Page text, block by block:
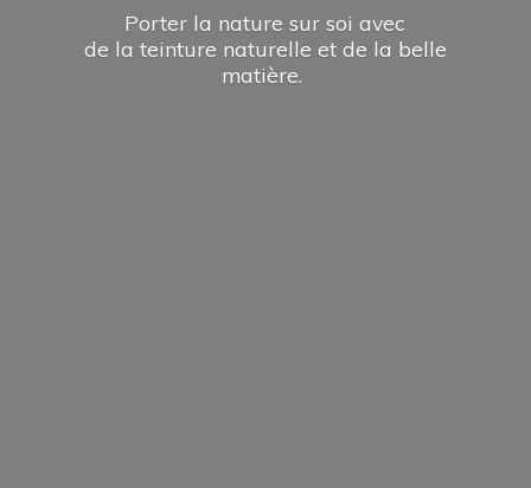
Porter la nature sur soi avec
de la teinture naturelle et de la belle
matière.